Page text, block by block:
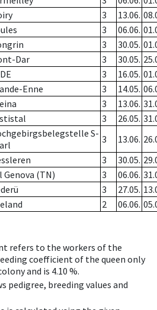
3 13.06.
3 06.06.
3 30.05.
Dar 3 30.05.
3 16.05.
Enne 3 14.05.
3 13.06.
3 26.05.
S- 3 13.06.
3 30.05.
Genova (TN) 3 06.06.
3 27.05.
2 06.06.
refers to the workers of the
coefficient of the queen only
and is 4.10 %.
pedigree, breeding values and